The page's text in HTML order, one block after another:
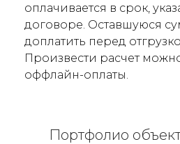
оплачивается в срок,
договоре. Оставшуюся
доплатить перед
Произвести расчет
оффлайн-оплаты.
Портфолио